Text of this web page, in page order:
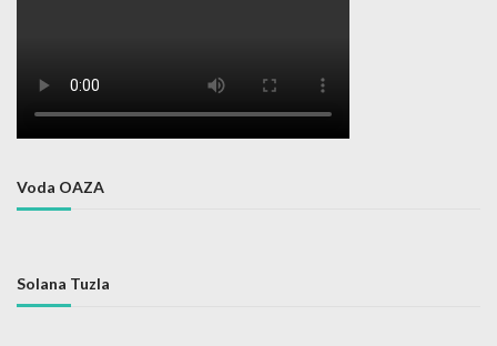
Voda OAZA
Solana Tuzla